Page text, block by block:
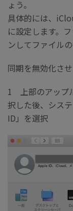
ょう。
具体的には、
に設定します。
ンしてファイル
同期を無効化さ
1 上部のアップ
択した後、シス
ID」を選択